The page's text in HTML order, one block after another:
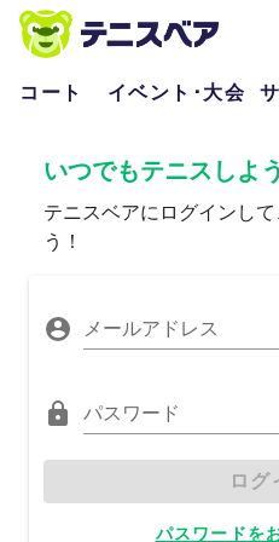
コート イベント･大会
いつでもテニスしよ
テニスベアにログインし
う！
メールアドレス
パスワード
ログ
パスワードを